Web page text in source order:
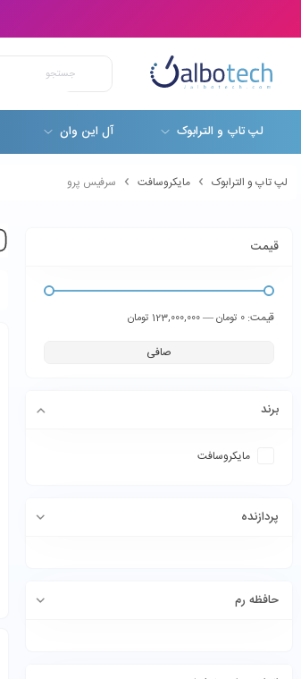
لپ تاپ و الترابوک آل این وان
لپ تاپ و الترابوک مایکروسافت سرفیس پرو
قیمت
صافی
قيمت: 0 تومان —123,000,000 تومان
برند
مایکروسافت
پردازنده
حافظه رم